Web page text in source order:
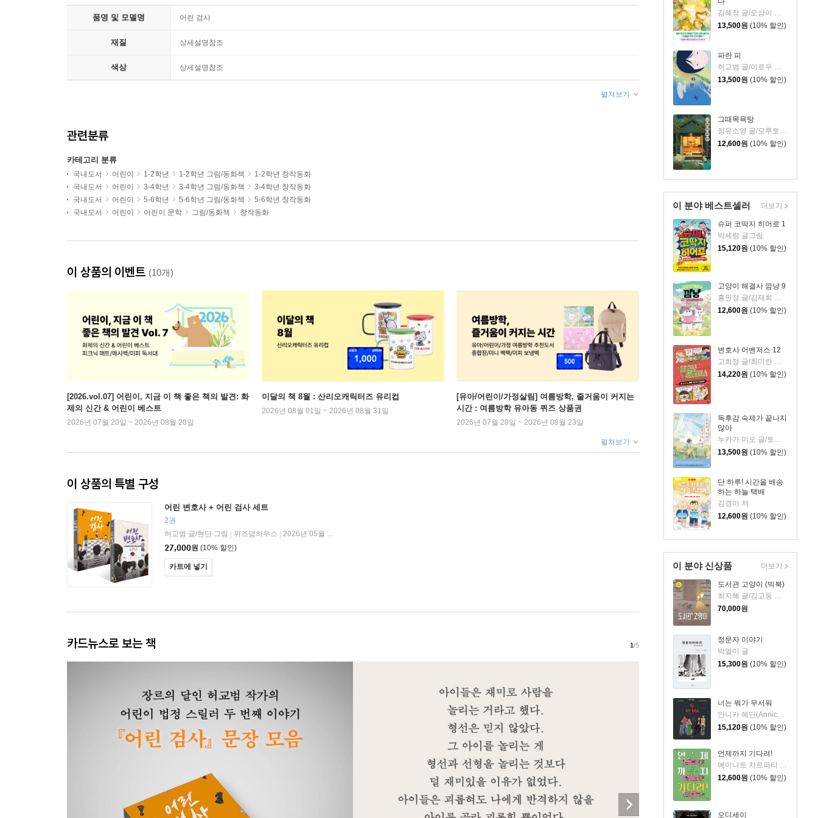
김혜정 글/오삼이 그림
13,500원 (10% 할인)
파란 피
허교범 글/이로우 그림
13,500원 (10% 할인)
그때목욕탕
정유소영 글/모루토리 그림
12,600원 (10% 할인)
이 분야 베스트셀러
슈퍼 코딱지 히어로 1
박세랑 글그림
15,120원 (10% 할인)
고양이 해결사 깜냥 9
홍민정 글/김재희 그림
12,600원 (10% 할인)
변호사 어벤저스 12
고희정 글/최미란 그림/신주영 감수
14,220원 (10% 할인)
독후감 숙제가 끝나지
않아
13,500원 (10% 할인)
단 하루! 시간을 배송
하는 하늘 택배
김경미 저
12,600원 (10% 할인)
더보기
이 분야 신상품
도서관 고양이 (빅북)
최지혜 글/김고둥 그림
70,000원
정문자 이야기
박멀미 글
15,300원 (10% 할인)
너는 뭐가 무서워
안니카 헤딘(Annica Hedin) 글/한나 클린타게 (Hanna Klinthage) 그림
15,120원 (10% 할인)
언제까지 기다려!
에이나트 차르파티 글그림/정재원 역
12,600원 (10% 할인)
오디세이
더보기
품명 및 모델명 어린 검사
재질 상세설명참조
색상 상세설명참조
펼쳐보기
관련분류
카테고리 분류
국내도서 어린이 1-2학년 1-2학년 그림/동화책
1-2학년 창작동화
국내도서
어린이 3-4학년 3-4학년 그림/동화책
3-4학년 창작동화
국내도서
어린이 5-6학년 5-6학년 그림/동화책
5-6학년 창작동화
국내도서
어린이 어린이 문학 그림/동화책 창작동화
이 상품의 이벤트 (10개)
[2026.vol.07] 어린이, 지금 이 책 좋은 책의 발견: 화
제의 신간 & 어린이 베스트
2026년 07월 20일 ~ 2026년 08월 20일
이달의 책 8월 : 산리오캐릭터즈 유리컵
2026년 08월 01일 ~ 2026년 08월 31일
[유아/어린이/가정살림] 여름방학, 줄거움이 커지는
시간 : 여름방학 유아동 퀴즈 상품권
2026년 07월 20일 ~ 2026년 08월 23일
펼쳐보기
이 상품의 특별 구성
어린 변호사 + 어린 검사 세트
2권
허교범 글/현단 그림
위즈덤하우스
2026년 05월 27일
27,000원 (10% 할인)
카트에 넣기
카드뉴스로 보는 책 1/5